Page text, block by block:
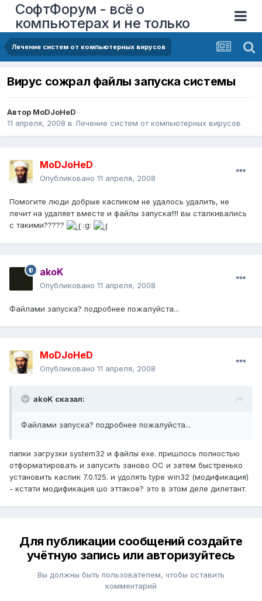
СофтФорум - всё о
компьютерах и не только
Лечение систем от компьютерных вирусов
Вирус сожрал файлы запуска системы
Автор MoDJoHeD
11 апреля, 2008 в Лечение систем от компьютерных вирусов
MoDJoHeD
Опубликовано 11 апреля, 2008
Помогите люди добрые каспиком не удалось удалить, не
лечит на удаляет вместе и файлы запуска!!!! вы сталкивались
с такими?????
:g:
akoK
Опубликовано 11 апреля, 2008
Файлами запуска? подробнее пожалуйста...
MoDJoHeD
Опубликовано 11 апреля, 2008
akoK сказал:
Файлами запуска? подробнее пожалуйста...
папки загрузки system32 и файлы exe. пришлось полностью
отформатировать и запусить заново ОС и затем быстренько
установить каспик 7.0.125. и удолять type win32 (модификация)
- кстати модификация шо эттакое? это в этом деле дилетант.
Для публикации сообщений создайте
учётную запись или авторизуйтесь
Вы должны быть пользователем, чтобы оставить
комментарий